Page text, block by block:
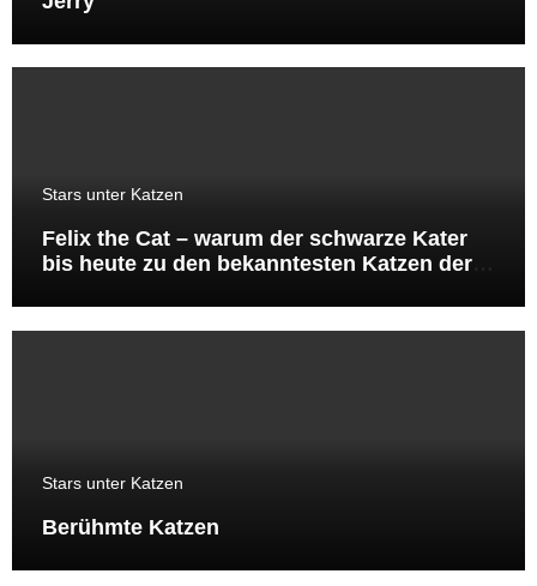
Stars unter Katzen
Felix the Cat – warum der schwarze Kater
bis heute zu den bekanntesten Katzen der
Stars unter Katzen
Berühmte Katzen